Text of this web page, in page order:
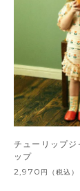
チューリップジ
ップ
2,970 円 （税込）